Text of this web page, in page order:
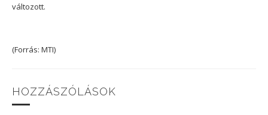
változott.
(Forrás: MTI)
HOZZÁSZÓLÁSOK